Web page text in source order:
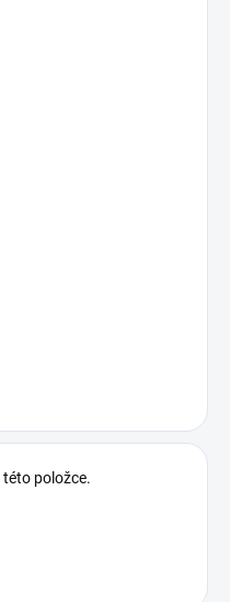
této položce.